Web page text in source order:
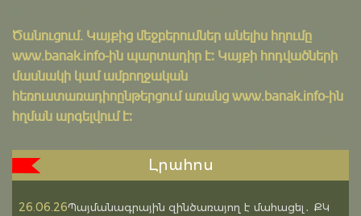
Ծանուցում․ Կայքից մեջբերումներ անելիս հղումը
www.banak.info-ին պարտադիր է: Կայքի հոդվածների
մասնակի կամ ամբողջական
հեռուստառադիոընթերցում առանց www.banak.info-ին
հղման արգելվում է:
Լրահոս
26.06.26Պայմանագրային զինծառայող է մահացել․ ՔԿ